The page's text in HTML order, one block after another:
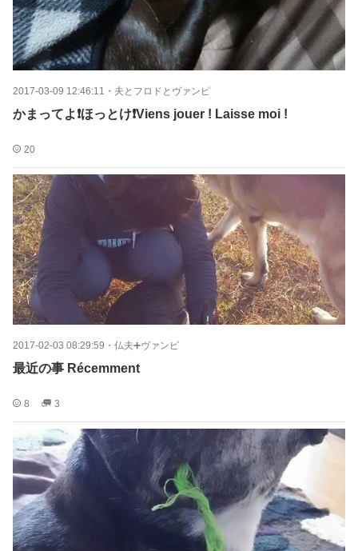
2017-03-09 12:46:11 ・ 夫とフロドとヴァンピ
かまってよ❗ほっとけ❗Viens jouer ! Laisse moi !
20
2017-02-03 08:29:59 ・ 仏夫➕ヴァンピ
最近の事 Récemment
8 3